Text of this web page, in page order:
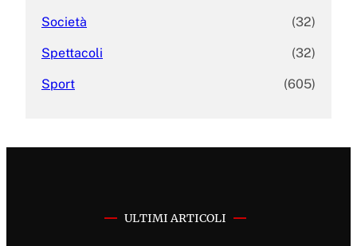
Società (32)
Spettacoli (32)
Sport (605)
ULTIMI ARTICOLI